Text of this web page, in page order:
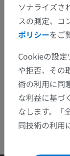
アプリを入手
ソナライズさ
スの測定、コ
ポリシーをご
Cookieの設定
や拒否、その
術の利用に同
な利益に基づ
なします。「
同技術の利用